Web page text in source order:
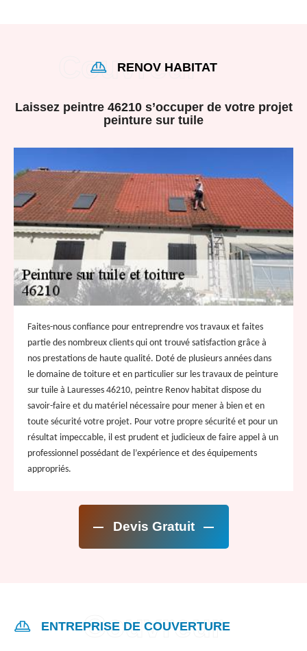
RENOV HABITAT
Laissez peintre 46210 s’occuper de votre projet
peinture sur tuile
Faites-nous confiance pour entreprendre vos travaux et faites
partie des nombreux clients qui ont trouvé satisfaction grâce à
nos prestations de haute qualité. Doté de plusieurs années dans
le domaine de toiture et en particulier sur les travaux de peinture
sur tuile à Lauresses 46210, peintre Renov habitat dispose du
savoir-faire et du matériel nécessaire pour mener à bien et en
toute sécurité votre projet. Pour votre propre sécurité et pour un
résultat impeccable, il est prudent et judicieux de faire appel à un
professionnel possédant de l’expérience et des équipements
appropriés.
Devis Gratuit
ENTREPRISE DE COUVERTURE